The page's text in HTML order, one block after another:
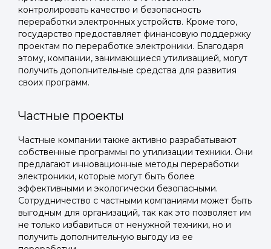
Войти в
профиль
Мы отправим код для входа на ваш
номер телефона.
Подать заявку
Отправьте заявку через мессенджер-бот — магазины
увидят её и пришлют предложения. Фото, описание и
AI-оценка прямо в чате.
Подать заявку
Отправьте заявку через мессенджер-бот — магазины
увидят её и пришлют предложения. Фото, описание и
AI-оценка прямо в чате.
контролировать качество и безопасность
переработки электронных устройств. Кроме того,
государство предоставляет финансовую поддержку
проектам по переработке электроники. Благодаря
этому, компании, занимающиеся утилизацией, могут
получить дополнительные средства для развития
своих программ.
Частные проекты
Частные компании также активно разрабатывают
собственные программы по утилизации техники. Они
предлагают инновационные методы переработки
электроники, которые могут быть более
эффективными и экологически безопасными.
Сотрудничество с частными компаниями может быть
выгодным для организаций, так как это позволяет им
не только избавиться от ненужной техники, но и
получить дополнительную выгоду из ее